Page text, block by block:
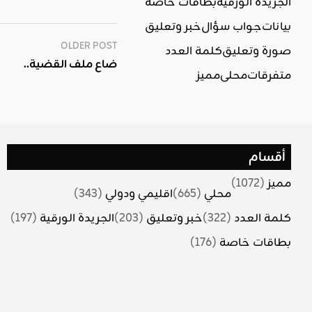
OLDER POST
..ضاع ملف القضية
بياناتجواب سؤالخبر وتعليق
صورة وتعليقكلمة العدد
متفرقاتمحليمميز
أقسام
مميز(1072)
محلي (665) اقليمي ودولي (343)
كلمة العدد (322) خبر وتعليق (203) الجريدة الورقية (197)
بطاقات خاصة (176)